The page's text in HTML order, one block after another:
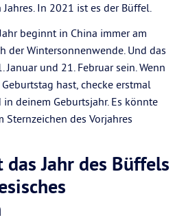
In 2021 ist es der Büffel.
beginnt in China immer am
der Wintersonnenwende. Und das
und 21. Februar sein. Wenn
hast, checke erstmal
deinem Geburtsjahr. Es könnte
Sternzeichen des Vorjahres
Jahr des Büffels